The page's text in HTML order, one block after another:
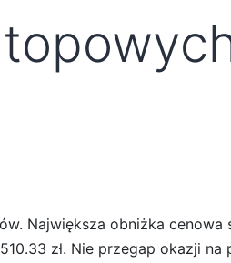
Największa obniżka cenowa
zł. Nie przegap okazji